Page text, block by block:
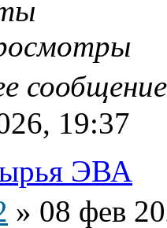
19:37
ЭВА
» 08 фев